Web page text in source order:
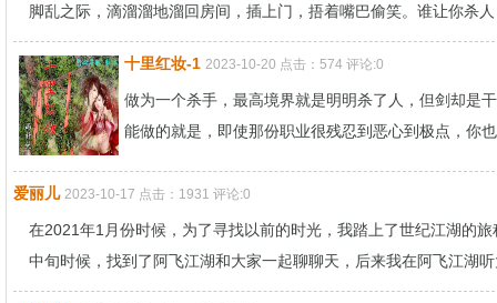
脚乱之际，滴溜溜地溜回房间，插上门，捂着嘴巴偷笑。谁让你杀
十里红妆-1 2023-10-20 点击：574 评论:0
做为一个杀手，最高境界就是明明杀了人，但剑却是
能做的就是，即使那份职业很残忍到恶心到极点，你
爱丽儿 2023-10-17 点击：1931 评论:0
在2021年1月份时候，为了寻找以前的时光，我踏上了世纪江湖的
中旬时候，找到了阿飞江湖和大家一起聊聊天，后来我在阿飞江湖